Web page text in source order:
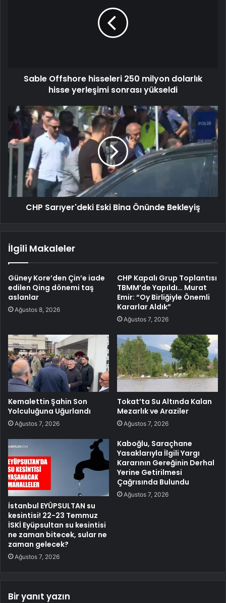
Sable Offshore hisseleri 250 milyon dolarlık
hisse yerleşimi sonrası yükseldi
CHP Sarıyer'deki Eski Bina Önünde Bekleyiş
İlgili Makaleler
Güney Kore’den Çin’e iade
edilen Qing dönemi taş
aslanlar
Ağustos 8, 2026
CHP Kapalı Grup Toplantısı
TBMM’de Yapıldı… Murat
Emir: “Oy Birliğiyle Önemli
Kararlar Aldık”
Ağustos 7, 2026
Kemalettin Şahin Son
Yolculuğuna Uğurlandı
Ağustos 7, 2026
Tokat’ta Su Altında Kalan
Mezarlık ve Araziler
Ağustos 7, 2026
İstanbul EYÜPSULTAN su
kesintisi! 22-23 Temmuz
İSKİ Eyüpsultan su kesintisi
ne zaman bitecek, sular ne
zaman gelecek?
Ağustos 7, 2026
Kaboğlu, Saraçhane
Yasaklarıyla İlgili Yargı
Kararının Gereğinin Derhal
Yerine Getirilmesi
Çağrısında Bulundu
Ağustos 7, 2026
Bir yanıt yazın